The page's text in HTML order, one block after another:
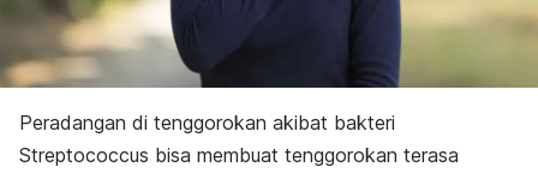
Peradangan di tenggorokan akibat bakteri
Streptococcus bisa membuat tenggorokan terasa